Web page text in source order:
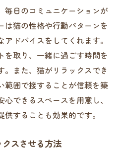
毎日のコミュニケーションが
は猫の性格や行動パターンを
ドバイスをしてくれます。
を取り、一緒に過ごす時間を
。また、猫がリラックスでき
範囲で接することが信頼を築
できるスペースを用意し、
することも効果的です。
スさせる方法